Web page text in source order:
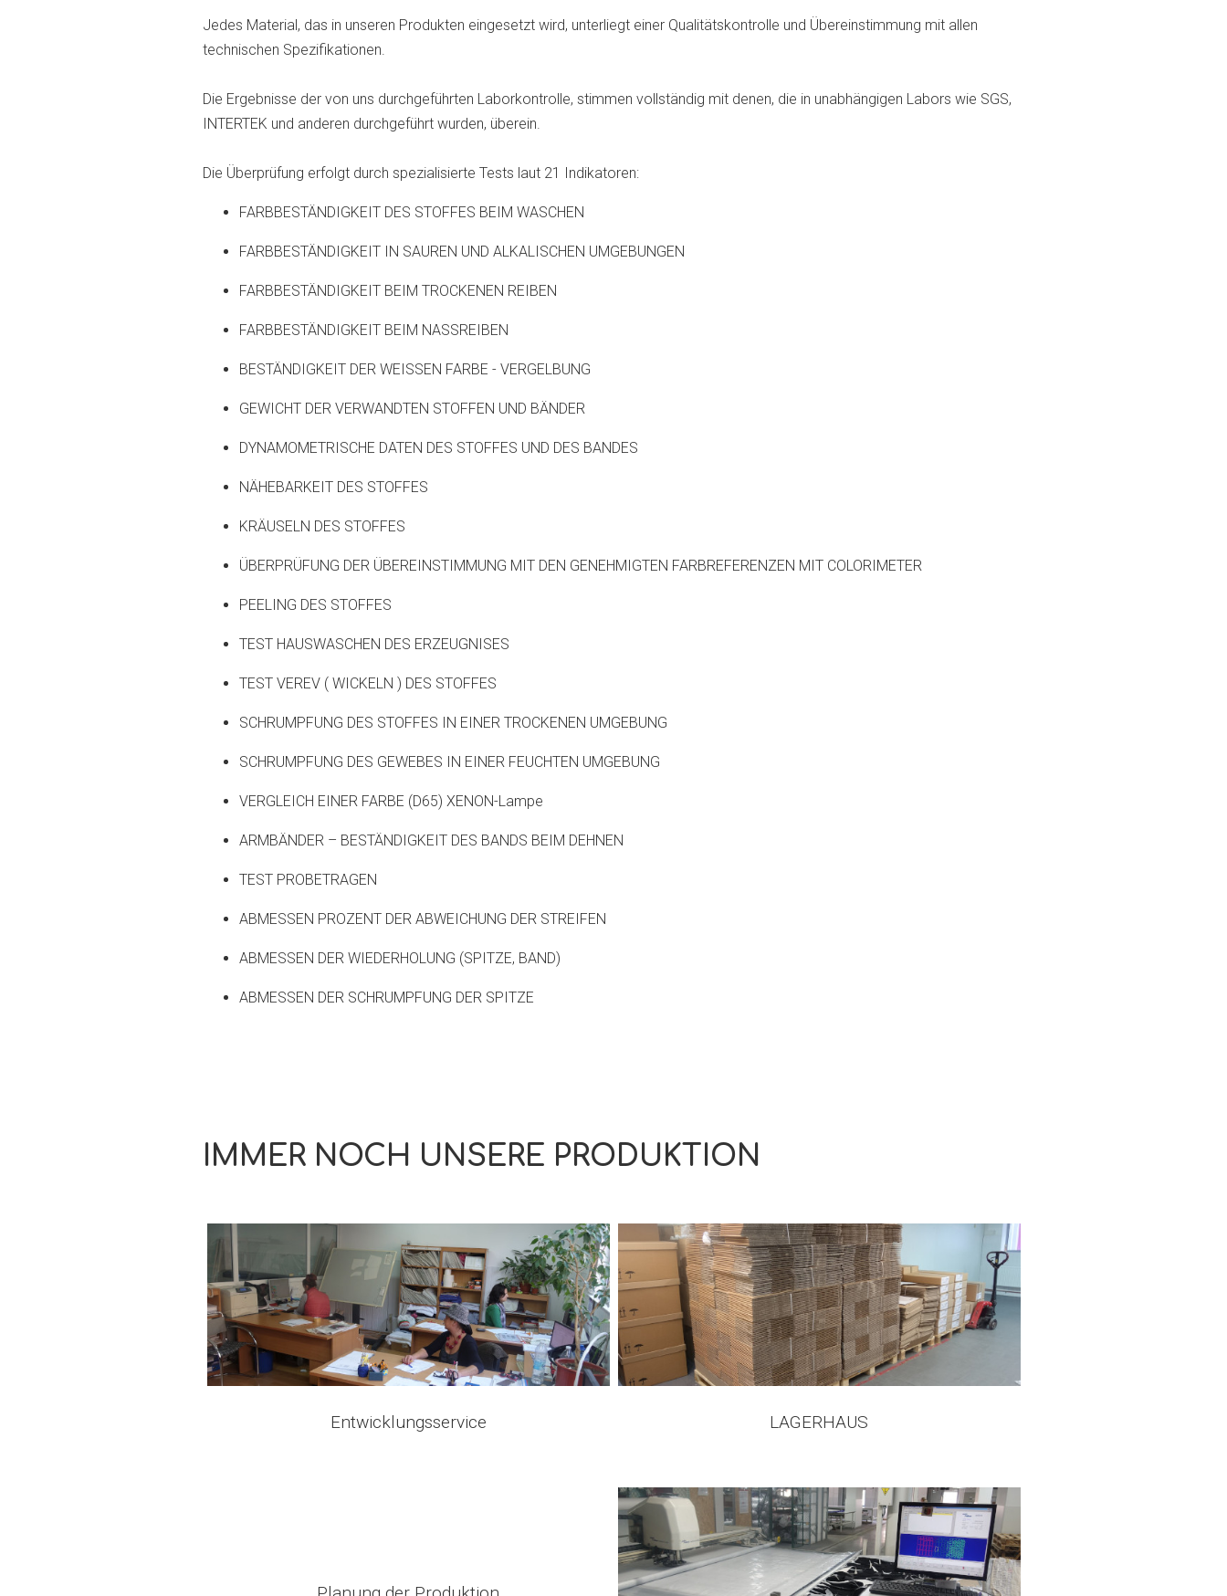
Jedes Material, das in unseren Produkten eingesetzt wird, unterliegt einer Qualitätskontrolle und Übereinstimmung mit allen
technischen Spezifikationen.
Die Ergebnisse der von uns durchgeführten Laborkontrolle, stimmen vollständig mit denen, die in unabhängigen Labors wie SGS,
INTERTEK und anderen durchgeführt wurden, überein.
Die Überprüfung erfolgt durch spezialisierte Tests laut 21 Indikatoren:
FARBBESTÄNDIGKEIT DES STOFFES BEIM WASCHEN
FARBBESTÄNDIGKEIT IN SAUREN UND ALKALISCHEN UMGEBUNGEN
FARBBESTÄNDIGKEIT BEIM TROCKENEN REIBEN
FARBBESTÄNDIGKEIT BEIM NASSREIBEN
BESTÄNDIGKEIT DER WEISSEN FARBE - VERGELBUNG
GEWICHT DER VERWANDTEN STOFFEN UND BÄNDER
DYNAMOMETRISCHE DATEN DES STOFFES UND DES BANDES
NÄHEBARKEIT DES STOFFES
KRÄUSELN DES STOFFES
ÜBERPRÜFUNG DER ÜBEREINSTIMMUNG MIT DEN GENEHMIGTEN FARBREFERENZEN MIT COLORIMETER
PEELING DES STOFFES
TEST HAUSWASCHEN DES ERZEUGNISES
TEST VEREV ( WICKELN ) DES STOFFES
SCHRUMPFUNG DES STOFFES IN EINER TROCKENEN UMGEBUNG
SCHRUMPFUNG DES GEWEBES IN EINER FEUCHTEN UMGEBUNG
VERGLEICH EINER FARBE (D65) XENON-Lampe
ARMBÄNDER – BESTÄNDIGKEIT DES BANDS BEIM DEHNEN
TEST PROBETRAGEN
ABMESSEN PROZENT DER ABWEICHUNG DER STREIFEN
ABMESSEN DER WIEDERHOLUNG (SPITZE, BAND)
ABMESSEN DER SCHRUMPFUNG DER SPITZE
IMMER NOCH UNSERE PRODUKTION
Entwicklungsservice LAGERHAUS